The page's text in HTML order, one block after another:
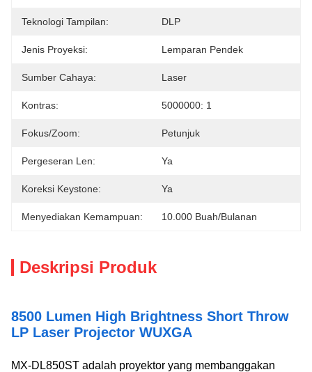
Teknologi Tampilan: DLP
Jenis Proyeksi: Lemparan Pendek
Sumber Cahaya: Laser
Kontras: 5000000: 1
Fokus/Zoom: Petunjuk
Pergeseran Len: Ya
Koreksi Keystone: Ya
Menyediakan Kemampuan: 10.000 Buah/bulanan
Deskripsi Produk
8500 Lumen High Brightness Short Throw
LP Laser Projector WUXGA
MX-DL850ST adalah proyektor yang membanggakan